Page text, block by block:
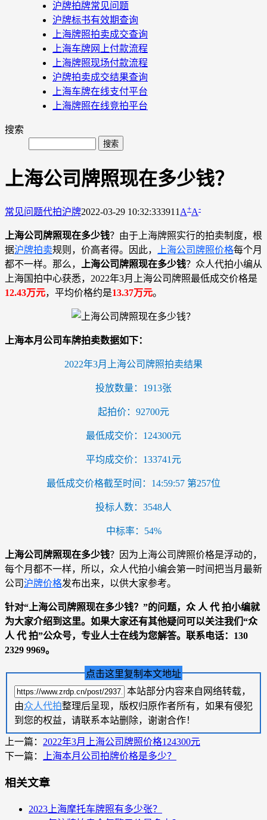
沪牌拍牌常见问题
沪牌标书有效期查询
上海牌照拍卖成交查询
上海车牌网上付款流程
上海牌照现场付款流程
沪牌拍卖成交结果查询
上海车牌在线支付平台
上海牌照在线竞拍平台
搜索
上海公司牌照现在多少钱？
常见问题代拍沪牌2022-03-29 10:32:333911 A+A-
上海公司牌照现在多少钱？由于上海牌照实行的拍卖制度，根
据沪牌拍卖规则，价高者得。因此， 上海公司牌照价格每个月
都不一样。那么，
上海公司牌照现在多少钱？众人代拍小编从
上海国拍中心获悉，2022年3月上海公司牌照最低成交价格是
12.43万元，平均价格约是13.37万元。
上海本月公司车牌拍卖数据如下：
2022年3月上海公司牌照拍卖结果
投放数量：1913张
起拍价：92700元
最低成交价：124300元
平均成交价：133741元
最低成交价格截至时间：14:59:57 第257位
投标人数：3548人
中标率：54%
上海公司牌照现在多少钱？因为上海公司牌照价格是浮动的，
每个月都不一样，所以，众人代拍小编会第一时间把当月最新
公司沪牌价格发布出来，以供大家参考。
针对“上海公司牌照现在多少钱？”的问题，众 人 代 拍小编就
为大家介绍到这里。如果大家还有其他疑问可以关注我们“众
人 代 拍”公众号，专业人士在线为您解答。联系电话：130
2329 9969。
点击这里复制本文地址
本站部分内容来自网络转载，
由众人代拍整理后呈现，版权归原作者所有，如果有侵犯
到您的权益，请联系本站删除，谢谢合作！
上一篇： 2022年3月上海公司牌照价格124300元
下一篇： 上海本月公司拍牌价格是多少？
相关文章
2023上海摩托车牌照有多少张？